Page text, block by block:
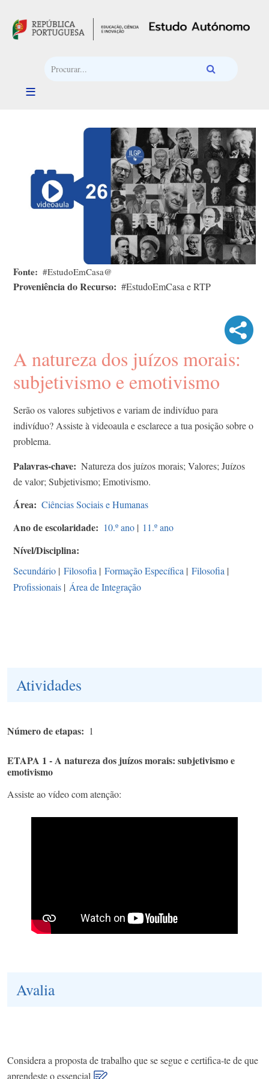
Fonte #EstudoEmCasa@
Proveniência do Recurso #EstudoEmCasa e RTP
A natureza dos juízos morais:
subjetivismo e emotivismo
Serão os valores subjetivos e variam de indivíduo para
indivíduo? Assiste à videoaula e esclarece a tua posição sobre o
problema.
Palavras-chave
Natureza dos juízos morais; Valores; Juízos
de valor; Subjetivismo; Emotivismo.
Área Ciências Sociais e Humanas
Ano de escolaridade 10.º ano | 11.º ano
Nível/Disciplina
Secundário | Filosofia | Formação Específica | Filosofia |
Profissionais | Área de Integração
Atividades
Número de etapas 1
ETAPA 1 - A natureza dos juízos morais: subjetivismo e
emotivismo
Assiste ao vídeo com atenção:
Avalia
Considera a proposta de trabalho que se segue e certifica-te de que
aprendeste o essencial